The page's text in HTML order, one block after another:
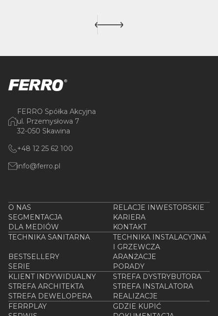
FERRO Spółka Akcyjna
ul. Przemysłowa 7
32-050 Skawina
+48 12 25 62 100
info@ferro.pl
O NAS
RELACJE INWESTORSKIE
SEGMENTACJA
KARIERA
DLA MEDIÓW
KONTAKT
TECHNIKA SANITARNA
TECHNIKA INSTALACYJNA
I GRZEWCZA
BESTSELLERY
ARANŻACJE
SERIE
PORADY
KLIENT INDYWIDUALNY
STREFA DYSTRYBUTORA
STREFA ARCHITEKTA
STREFA INSTALATORA
STREFA DEWELOPERA
REALIZACJE
FERRPLAY
GDZIE KUPIĆ